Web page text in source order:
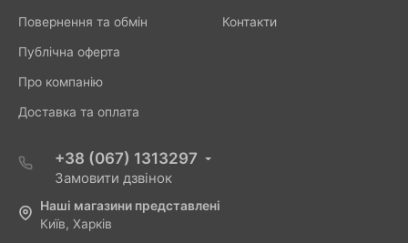
Повернення та обмін
Публічна оферта
Про компанію
Доставка та оплата
Контакти
+38 (067) 1313297
Замовити дзвінок
Наші магазини представлені
Київ, Харків